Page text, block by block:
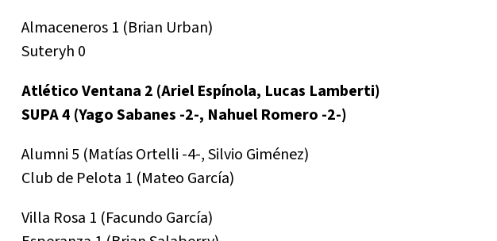
Almaceneros 1 (Brian Urban)
Suteryh 0
Atlético Ventana 2 (Ariel Espínola, Lucas Lamberti)
SUPA 4 (Yago Sabanes -2-, Nahuel Romero -2-)
Alumni 5 (Matías Ortelli -4-, Silvio Giménez)
Club de Pelota 1 (Mateo García)
Villa Rosa 1 (Facundo García)